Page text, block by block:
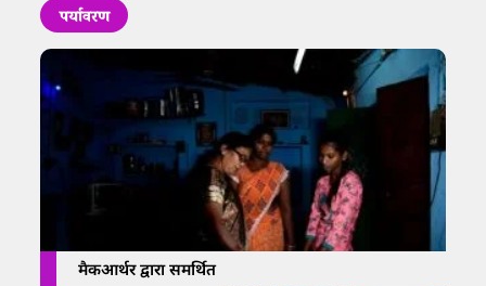
पर्यावरण
मैकआर्थर द्वारा समर्थित